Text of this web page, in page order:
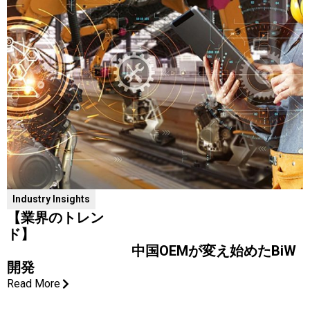
Industry Insights
【業界のトレン
ド】
中国OEMが変え始めたBiW
開発
Read More